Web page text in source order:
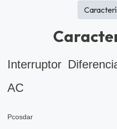
Interruptor
AC
Pcosdar